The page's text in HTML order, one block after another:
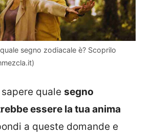
quale segno zodiacale è? Scoprilo
quale segno
essere la tua anima
a queste domande e